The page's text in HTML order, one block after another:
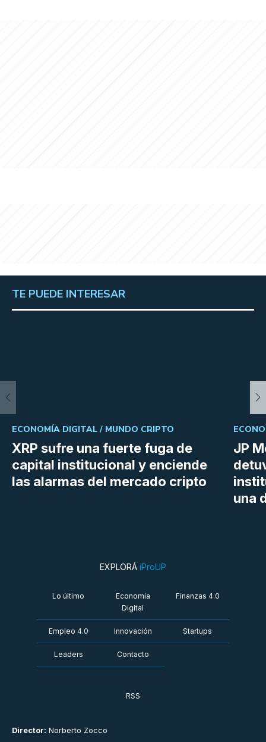
TE PUEDE INTERESAR
XRP sufre una fuerte fuga de
capital institucional y enciende
las alarmas del mercado cripto
ECONOMÍA DIGITAL / MUNDO CRIPTO
JP
una
Director: Norberto Zocco
EXPLORÁ iProUP
Lo último
Economía
Digital
Finanzas 4.0
Empleo 4.0 Innovación Startups
Leaders Contacto
RSS